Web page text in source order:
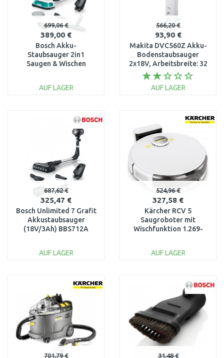
699,06 €
389,00 €
Bosch Akku-
Staubsauger 2in1
Saugen & Wischen
AUF LAGER
Vergleichen
566,20 €
93,90 €
Makita DVC560Z Akku-
Bodenstaubsauger
2x18V, Arbeitsbreite: 32
(ohne Akku, ohne
Ladegerät)
AUF LAGER
Vergleichen
687,62 €
325,47 €
Bosch Unlimited 7 Grafit
Akkustaubsauger
(18V/3Ah) BBS712A
AUF LAGER
Vergleichen
524,96 €
327,58 €
Kärcher RCV 5
Saugroboter mit
Wischfunktion 1.269-
AUF LAGER
Vergleichen
701,79 € 31,48 €